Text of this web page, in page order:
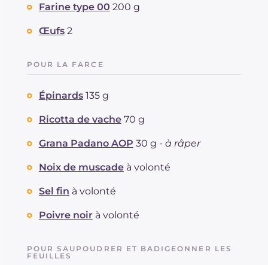
Farine type 00 200 g
Œufs 2
POUR LA FARCE
Épinards 135 g
Ricotta de vache 70 g
Grana Padano AOP 30 g - à râper
Noix de muscade à volonté
Sel fin à volonté
Poivre noir à volonté
POUR SAUPOUDRER ET BADIGEONNER LES
FEUILLES